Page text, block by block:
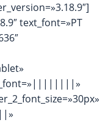
text_font=»PT